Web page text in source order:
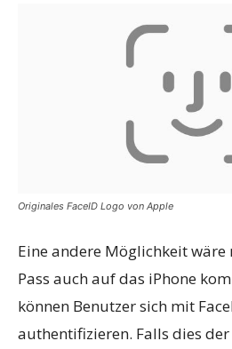
Originales FaceID Logo von Apple
Eine andere Möglichkeit wäre
Pass auch auf das iPhone
können Benutzer sich mit
authentifizieren. Falls dies